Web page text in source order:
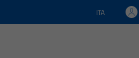
Lingua attiva:
ITA